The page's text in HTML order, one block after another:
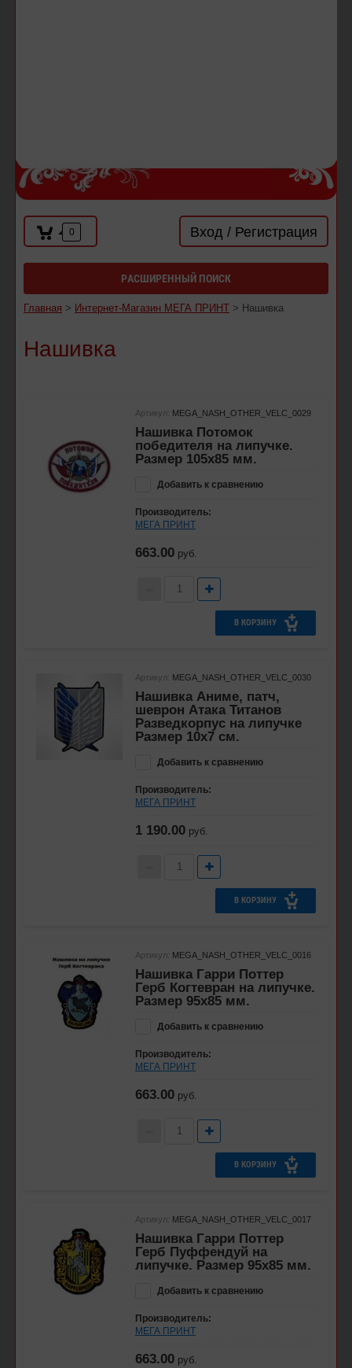
0 Вход / Регистрация
РАСШИРЕННЫЙ ПОИСК
Главная > Интернет-Магазин МЕГА ПРИНТ > Нашивка
Нашивка
Артикул: MEGA_NASH_OTHER_VELC_0029
Нашивка Потомок
победителя на липучке.
Размер 105х85 мм.
Добавить к сравнению
Производитель:
МЕГА ПРИНТ
663.00 руб.
В КОРЗИНУ
Артикул: MEGA_NASH_OTHER_VELC_0030
Нашивка Аниме, патч,
шеврон Атака Титанов
Разведкорпус на липучке
Размер 10х7 см.
Добавить к сравнению
Производитель:
МЕГА ПРИНТ
1 190.00 руб.
В КОРЗИНУ
Артикул: MEGA_NASH_OTHER_VELC_0016
Нашивка Гарри Поттер
Герб Когтевран на липучке.
Размер 95x85 мм.
Добавить к сравнению
Производитель:
МЕГА ПРИНТ
663.00 руб.
В КОРЗИНУ
Артикул: MEGA_NASH_OTHER_VELC_0017
Нашивка Гарри Поттер
Герб Пуффендуй на
липучке. Размер 95x85 мм.
Добавить к сравнению
Производитель:
МЕГА ПРИНТ
663.00 руб.